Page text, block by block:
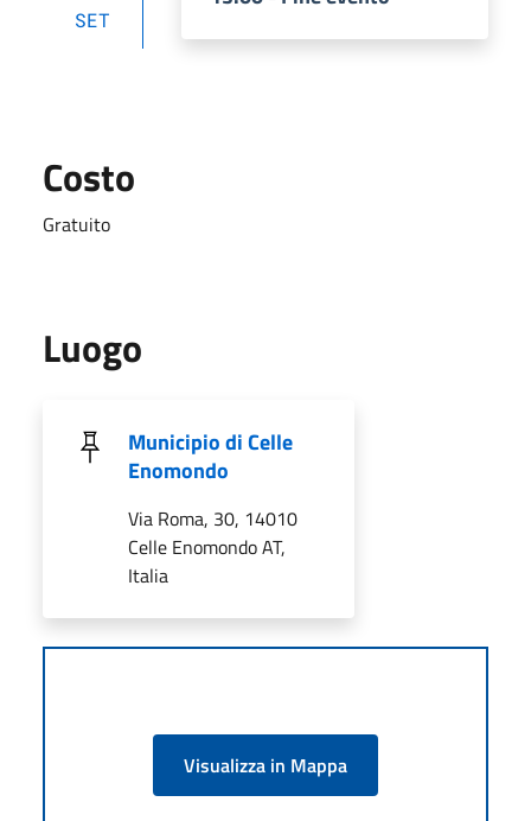
SET
Costo
Gratuito
Luogo
Municipio di Celle
Enomondo
Via Roma, 30, 14010
Celle Enomondo AT,
Italia
Visualizza in Mappa